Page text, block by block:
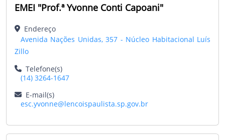
EMEI "Prof.ª Yvonne Conti Capoani"
Endereço
Avenida Nações Unidas, 357 - Núcleo Habitacional Luís
Zillo
Telefone(s)
(14) 3264-1647
E-mail(s)
esc.yvonne@lencoispaulista.sp.gov.br